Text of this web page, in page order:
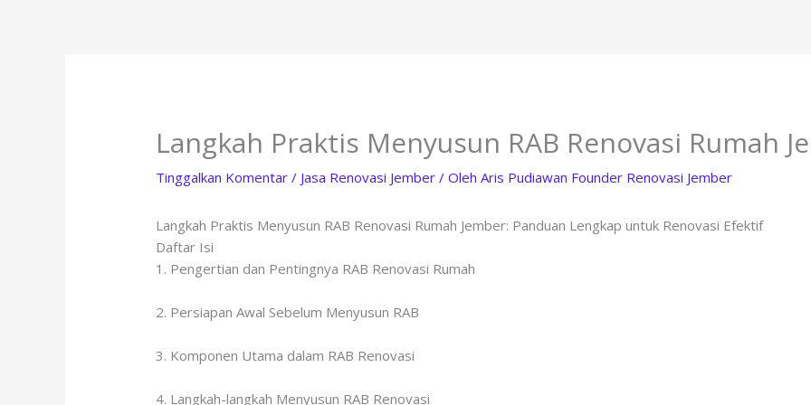
Langkah Praktis Menyusun RAB Renovasi Rumah
Tinggalkan Komentar / Jasa Renovasi Jember / OlehAris Pudiawan Founder Renovasi Jember
Langkah Praktis Menyusun RAB Renovasi Rumah Jember: Panduan Lengkap untuk Renovasi Efektif
Daftar Isi
1. Pengertian dan Pentingnya RAB Renovasi Rumah
2. Persiapan Awal Sebelum Menyusun RAB
3. Komponen Utama dalam RAB Renovasi
4. Langkah-langkah Menyusun RAB Renovasi